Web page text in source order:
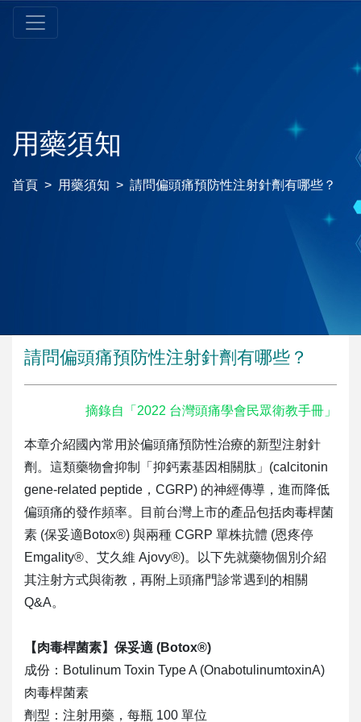
用藥須知
首頁 用藥須知 請問偏頭痛預防性注射針劑有哪些？
請問偏頭痛預防性注射針劑有哪些？
摘錄自「2022 台灣頭痛學會民眾衛教手冊」
本章介紹國內常用於偏頭痛預防性治療的新型注射針
劑。這類藥物會抑制「抑鈣素基因相關肽」(calcitonin
gene-related peptide，CGRP) 的神經傳導，進而降低
偏頭痛的發作頻率。目前台灣上市的產品包括肉毒桿菌
素 (保妥適Botox®) 與兩種 CGRP 單株抗體 (恩疼停
Emgality®、艾久維 Ajovy®)。以下先就藥物個別介紹
其注射方式與衛教，再附上頭痛門診常遇到的相關
Q&A。
【肉毒桿菌素】保妥適 (Botox®)
成份：Botulinum Toxin Type A (OnabotulinumtoxinA)
肉毒桿菌素
劑型：注射用藥，每瓶 100 單位